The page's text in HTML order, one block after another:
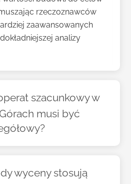
rzeczoznawców
zaawansowanych
analizy
szacunkowy w
musi być
wyceny stosują